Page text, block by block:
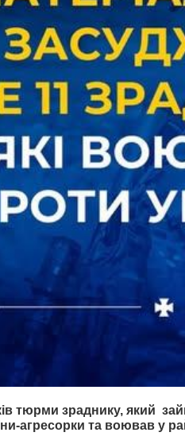
тюрми зраднику, який
агресорки та воював у